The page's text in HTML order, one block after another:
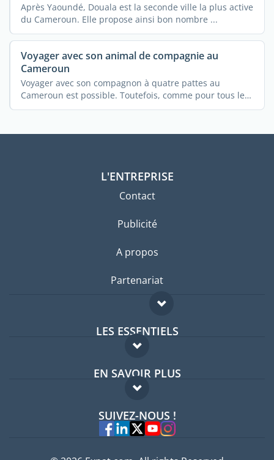
Après Yaoundé, Douala est la seconde ville la plus active
du Cameroun. Elle propose ainsi bon nombre ...
Voyager avec son animal de compagnie au
Cameroun
Voyager avec son compagnon à quatre pattes au
Cameroun est possible. Toutefois, comme pour tous les
autres ...
L'ENTREPRISE
Contact
Publicité
A propos
Partenariat
LES ESSENTIELS
Forum expatriés
Guides pays
EN SAVOIR PLUS
FAQ
Experts
SUIVEZ-NOUS !